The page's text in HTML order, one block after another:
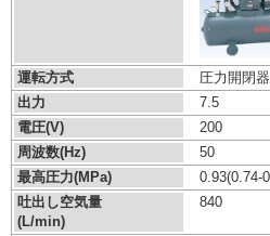
運転方式
圧力開閉
出力
7.5
電圧(V)
200
周波数(Hz)
50
最高圧力(MPa)
0.93(0.74-
吐出し空気量
(L/min)
840